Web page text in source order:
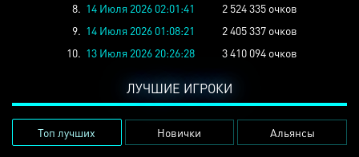
8. 14 Июля 2026 02:01:41
2 524 335 очков
9. 14 Июля 2026 01:08:21
2 405 337 очков
10. 13 Июля 2026 20:26:28 3 410 094 очков
ЛУЧШИЕ ИГРОКИ
Топ лучших Новички Альянсы